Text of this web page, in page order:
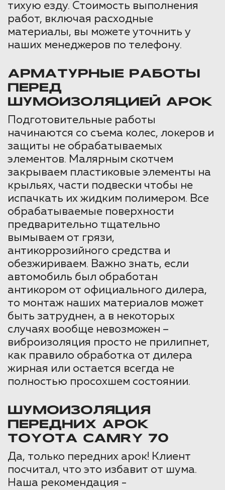
тихую езду. Стоимость выполнения
работ, включая расходные
материалы, вы можете уточнить у
наших менеджеров по телефону.
АРМАТУРНЫЕ РАБОТЫ
ПЕРЕД
ШУМОИЗОЛЯЦИЕЙ АРОК
Подготовительные работы
начинаются со съема колес, локеров и
защиты не обрабатываемых
элементов. Малярным скотчем
закрываем пластиковые элементы на
крыльях, части подвески чтобы не
испачкать их жидким полимером. Все
обрабатываемые поверхности
предварительно тщательно
вымываем от грязи,
антикоррозийного средства и
обезжириваем. Важно знать, если
автомобиль был обработан
антикором от официального дилера,
то монтаж наших материалов может
быть затруднен, а в некоторых
случаях вообще невозможен –
виброизоляция просто не прилипнет,
как правило обработка от дилера
жирная или остается всегда не
полностью просохшем состоянии.
ШУМОИЗОЛЯЦИЯ
ПЕРЕДНИХ АРОК
TOYOTA CAMRY 70
Да, только передних арок! Клиент
посчитал, что это избавит от шума.
Наша рекомендация -